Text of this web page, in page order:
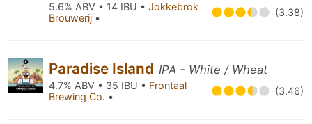
5.6% ABV • 14 IBU • Jokkebrok
Brouwerij • (3.38)
Paradise Island IPA - White / Wheat
4.7% ABV • 35 IBU • Frontaal
Brewing Co. • (3.46)